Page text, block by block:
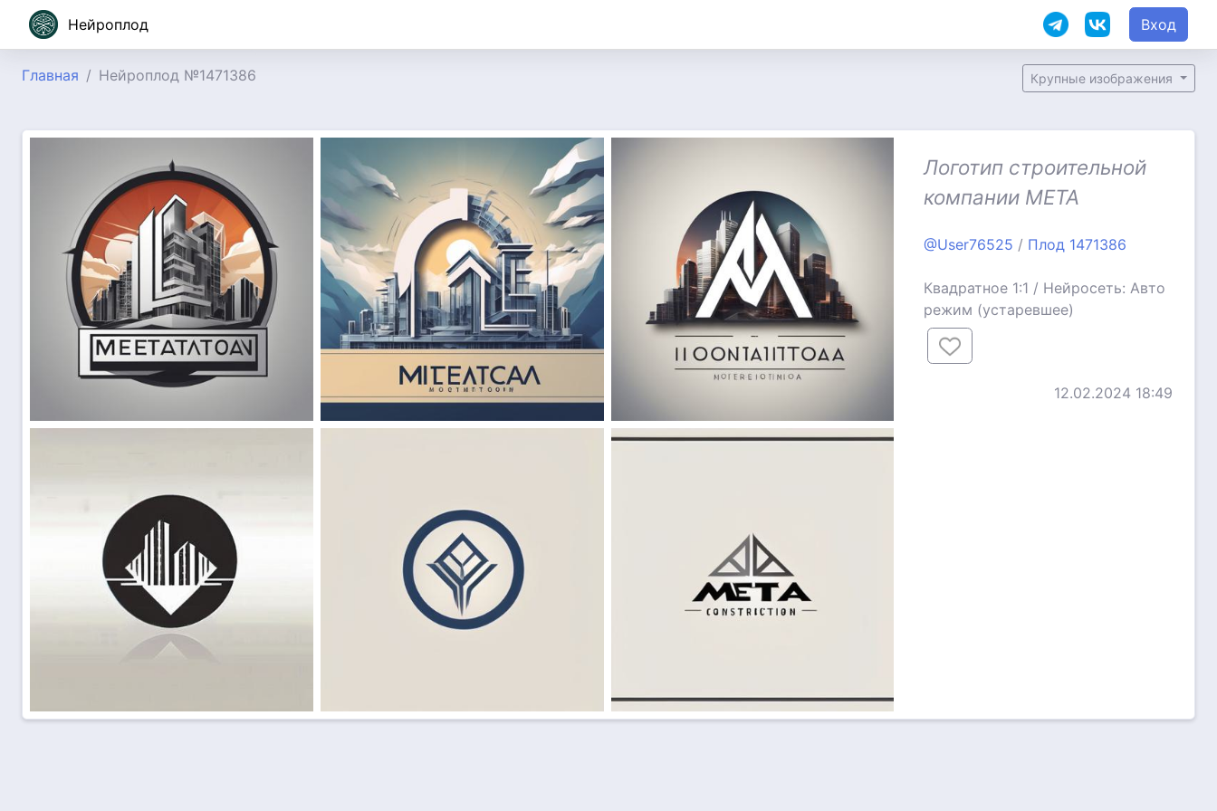
Нейроплод Вход
Главная Нейроплод №1471386 Крупные изображения
Логотип строительной
компании МЕТА
@User76525 / Плод 1471386
Квадратное 1:1 / Нейросеть: Авто
режим (устаревшее)
12.02.2024 18:49